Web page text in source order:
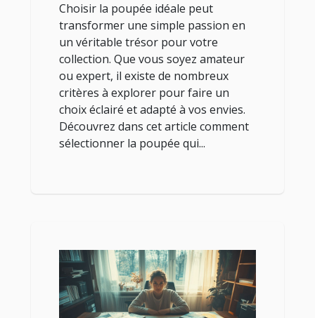
Choisir la poupée idéale peut
transformer une simple passion en
un véritable trésor pour votre
collection. Que vous soyez amateur
ou expert, il existe de nombreux
critères à explorer pour faire un
choix éclairé et adapté à vos envies.
Découvrez dans cet article comment
sélectionner la poupée qui...